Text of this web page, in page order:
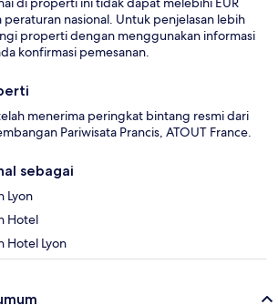
peraturan nasional. Untuk penjelasan lebih
properti dengan menggunakan informasi
konfirmasi pemesanan.
menerima peringkat bintang resmi dari
Pariwisata Prancis, ATOUT France.
sebagai
Lyon
Hotel
Hotel Lyon